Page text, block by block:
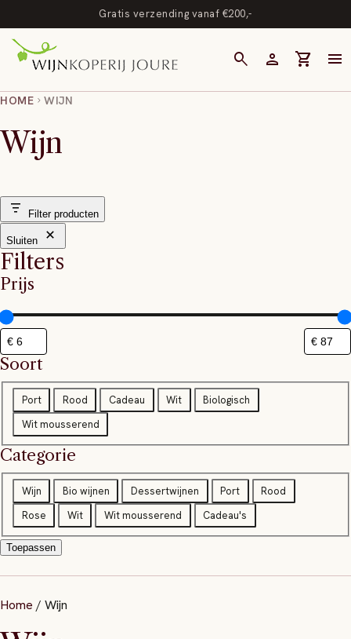
Gratis verzending vanaf €200,-
search person shopping_cart menu
HOME chevron_right WIJN
Wijn
Filter producten
Sluiten
Filters
Prijs
Soort
o
o
r
t
Port Rood Cadeau Wit
Biologisch
Wit mousserend
Categorie
Categorie
Wijn Bio wijnen Dessertwijnen Port
Rood
Rose
Wit Wit mousserend Cadeau's
Toepassen
Home / Wijn